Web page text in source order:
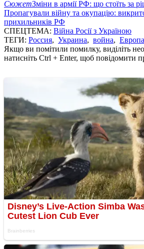
СюжетЗміни в армії РФ: що стоїть за
Пропагували війну та окупацію:
прихильників РФ
СПЕЦТЕМА: Війна Росії з Україною
ТЕГИ: Россия, Украина, война, Европа
Якщо ви помітили помилку, виділіть
натисніть Ctrl + Enter, щоб повідомити